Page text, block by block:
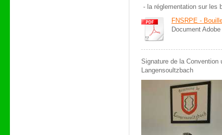
- la réglementation sur les
FNSRPE -
Document
Signature de la Convention
Langensoultzbach